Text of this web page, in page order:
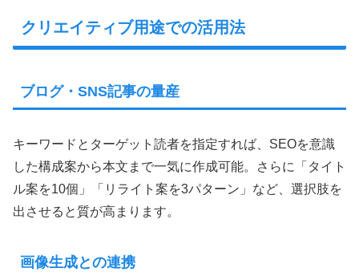
クリエイティブ用途での活用法
ブログ・SNS記事の量産
キーワードとターゲット読者を指定すれば、SEOを意識
した構成案から本文まで一気に作成可能。さらに「タイト
ル案を10個」「リライト案を3パターン」など、選択肢を
出させると質が高まります。
画像生成との連携